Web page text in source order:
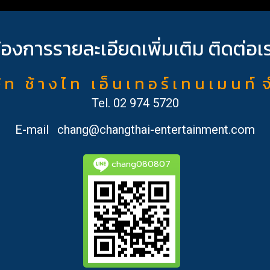
งการรายละเอียดเพิ่มเติม ติดต่อเ
ท ช้ า ง ไ ท เ อ็ น เ ท อ ร์ เ ท น เ ม น ท์
Tel. 02 974 5720
E-mail
chang@changthai-entertainment.com
chang080807